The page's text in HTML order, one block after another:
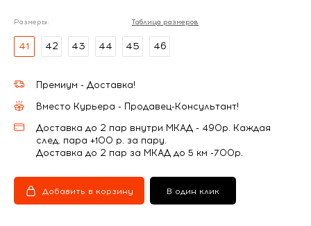
Размеры: Таблица размеров
41 42 43 44 45 46
Премиум - Доставка!
Вместо Курьера - Продавец-Консультант!
Доставка до 2 пар внутри МКАД - 490р. Каждая
след. пара +100 р. за пару.
Доставка до 2 пар за МКАД до 5 км -700р.
Добавить в корзину В один клик